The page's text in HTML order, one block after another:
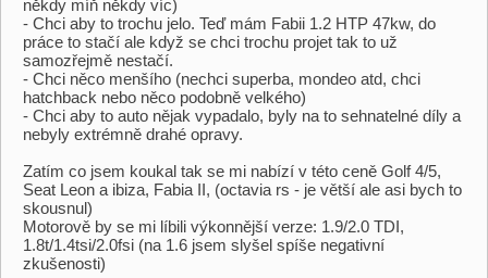
někdy míň někdy víc)
- Chci aby to trochu jelo. Teď mám Fabii 1.2 HTP 47kw, do
práce to stačí ale když se chci trochu projet tak to už
samozřejmě nestačí.
- Chci něco menšího (nechci superba, mondeo atd, chci
hatchback nebo něco podobně velkého)
- Chci aby to auto nějak vypadalo, byly na to sehnatelné díly a
nebyly extrémně drahé opravy.
Zatím co jsem koukal tak se mi nabízí v této ceně Golf 4/5,
Seat Leon a ibiza, Fabia II, (octavia rs - je větší ale asi bych to
skousnul)
Motorově by se mi líbili výkonnější verze: 1.9/2.0 TDI,
1.8t/1.4tsi/2.0fsi (na 1.6 jsem slyšel spíše negativní
zkušenosti)